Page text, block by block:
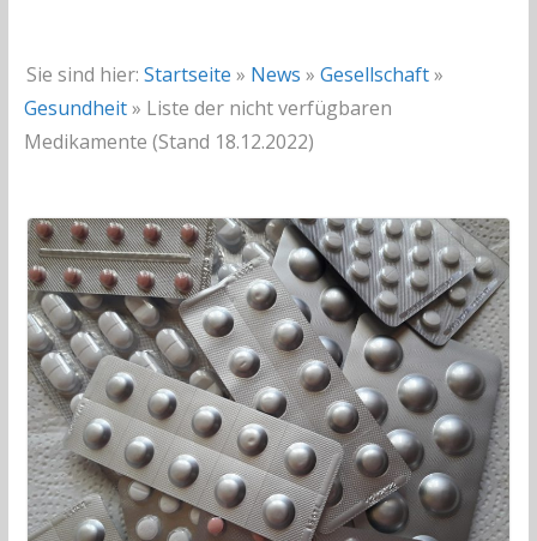
Sie sind hier: Startseite » News » Gesellschaft»
Gesundheit» Liste der nicht verfügbaren
Medikamente (Stand 18.12.2022)